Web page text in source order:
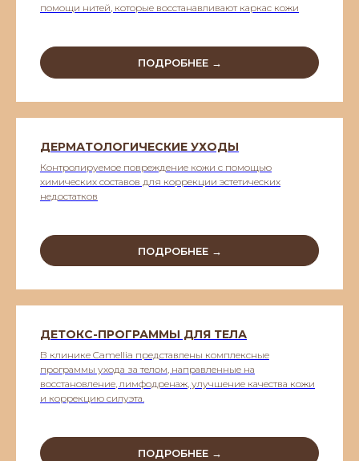
помощи нитей, которые восстанавливают каркас кожи
ПОДРОБНЕЕ →
ДЕРМАТОЛОГИЧЕСКИЕ УХОДЫ
Контролируемое повреждение кожи с помощью
химических составов для коррекции эстетических
недостатков
ПОДРОБНЕЕ →
ДЕТОКС-ПРОГРАММЫ ДЛЯ ТЕЛА
В клинике Camellia представлены комплексные
программы ухода за телом, направленные на
восстановление, лимфодренаж, улучшение качества кожи
и коррекцию силуэта.
ПОДРОБНЕЕ →